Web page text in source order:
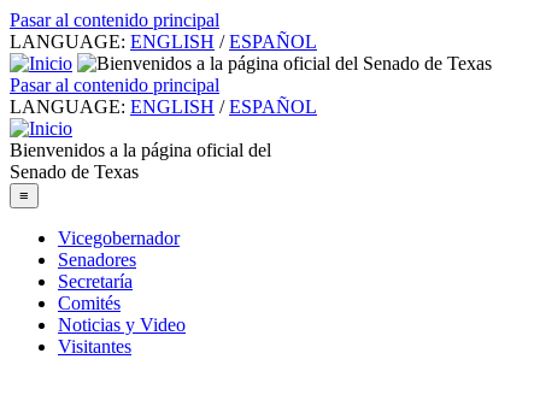
Pasar al contenido principal
LANGUAGE: ENGLISH / ESPAÑOL
Pasar al contenido principal
LANGUAGE: ENGLISH / ESPAÑOL
Bienvenidos a la página oficial del
Senado de Texas
≡
Vicegobernador
Senadores
Secretaría
Comités
Noticias y Video
Visitantes